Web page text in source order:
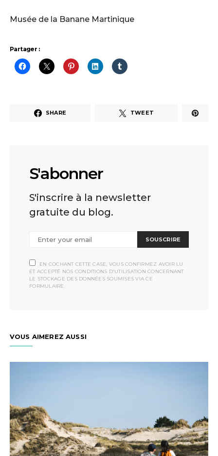
Musée de la Banane Martinique
Partager :
SHARE TWEET
S'abonner
S'inscrire à la newsletter
gratuite du blog.
SOUSCRIRE
EN COCHANT CETTE CASE, VOUS CONFIRMEZ AVOIR LU
ET ACCEPTÉ NOS CONDITIONS D'UTILISATION CONCERNANT
LE STOCKAGE DES DONNÉES SOUMISES VIA CE
FORMULAIRE.
VOUS AIMEREZ AUSSI